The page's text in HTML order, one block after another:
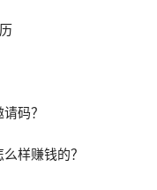
码？
样赚钱的？